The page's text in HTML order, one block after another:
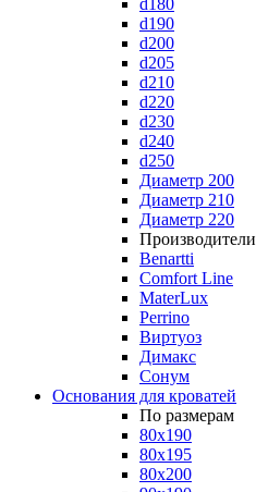
d180
d190
d200
d205
d210
d220
d230
d240
d250
Диаметр 200
Диаметр 210
Диаметр 220
Производители
Benartti
Comfort Line
MaterLux
Perrino
Виртуоз
Димакс
Сонум
Основания для кроватей
По размерам
80x190
80x195
80x200